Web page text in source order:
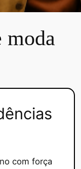
moda
com força